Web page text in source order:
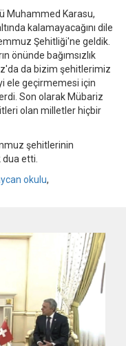
Muhammed Karasu,
kalamayacağını dile
Şehitliği'ne geldik.
önünde bağımsızlık
da bizim şehitlerimiz
ele geçirmemesi için
Son olarak Mübariz
olan milletler hiçbir
şehitlerinin
dua etti.
okulu,